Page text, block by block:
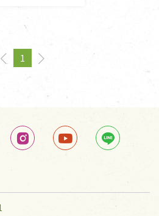
pageYou're on page
1
page